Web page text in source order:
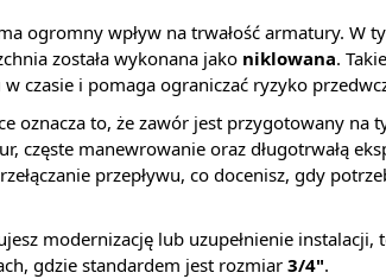
ogromny wpływ na trwałość armatury. W
została wykonana jako niklowana.
czasie i pomaga ograniczać ryzyko
oznacza to, że zawór jest przygotowany na
częste manewrowanie oraz długotrwałą
przepływu, co docenisz, gdy
modernizację lub uzupełnienie
gdzie standardem jest rozmiar 3/4".